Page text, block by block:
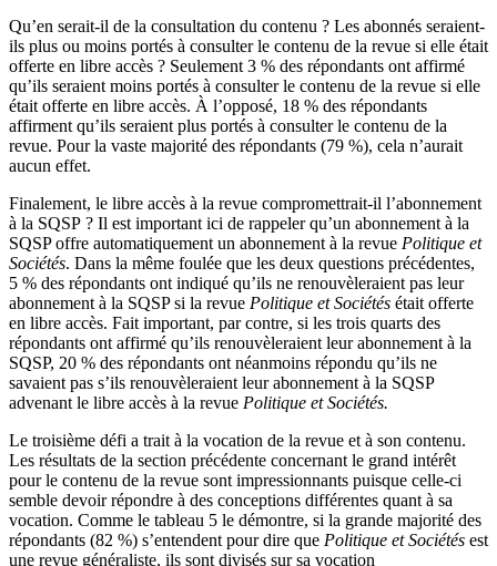
Qu’en serait-il de la consultation du contenu ? Les abonnés seraient-
ils plus ou moins portés à consulter le contenu de la revue si elle était
offerte en libre accès ? Seulement 3 % des répondants ont affirmé
qu’ils seraient moins portés à consulter le contenu de la revue si elle
était offerte en libre accès. À l’opposé, 18 % des répondants
affirment qu’ils seraient plus portés à consulter le contenu de la
revue. Pour la vaste majorité des répondants (79 %), cela n’aurait
aucun effet.
Finalement, le libre accès à la revue compromettrait-il l’abonnement
à la SQSP ? Il est important ici de rappeler qu’un abonnement à la
SQSP offre automatiquement un abonnement à la revue Politique et
Sociétés. Dans la même foulée que les deux questions précédentes,
5 % des répondants ont indiqué qu’ils ne renouvèleraient pas leur
abonnement à la SQSP si la revue Politique et Sociétés était offerte
en libre accès. Fait important, par contre, si les trois quarts des
répondants ont affirmé qu’ils renouvèleraient leur abonnement à la
SQSP, 20 % des répondants ont néanmoins répondu qu’ils ne
savaient pas s’ils renouvèleraient leur abonnement à la SQSP
advenant le libre accès à la revue Politique et Sociétés.
Le troisième défi a trait à la vocation de la revue et à son contenu.
Les résultats de la section précédente concernant le grand intérêt
pour le contenu de la revue sont impressionnants puisque celle-ci
semble devoir répondre à des conceptions différentes quant à sa
vocation. Comme le tableau 5 le démontre, si la grande majorité des
répondants (82 %) s’entendent pour dire que Politique et Sociétés est
une revue généraliste, ils sont divisés sur sa vocation